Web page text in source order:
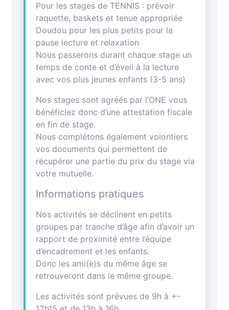
Pour les stages de TENNIS : prévoir
raquette, baskets et tenue appropriée
Doudou pour les plus petits pour la
pause lecture et relaxation
Nous passerons durant chaque stage un
temps de conte et d’éveil à la lecture
avec vos plus jeunes enfants (3-5 ans)
Nos stages sont agréés par l’ONE vous
bénéficiez donc d’une attestation fiscale
en fin de stage.
Nous complétons également volontiers
vos documents qui permettent de
récupérer une partie du prix du stage via
votre mutuelle.
Informations pratiques
Nos activités se déclinent en petits
groupes par tranche d’âge afin d’avoir un
rapport de proximité entre l’équipe
d’encadrement et les enfants.
Donc les ami(e)s du même âge se
retrouveront dans le même groupe.
Les activités sont prévues de 9h à +-